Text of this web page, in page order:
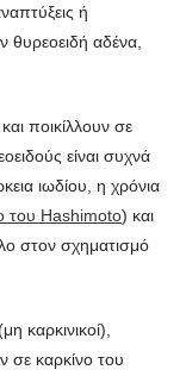
ή
αδένα,
ποικίλλουν σε
είναι συχνά
ιωδίου, η χρόνια
του Hashimoto) και
στον σχηματισμό
καρκινικοί),
σε καρκίνο του